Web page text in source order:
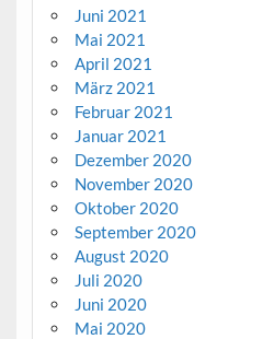
Juni 2021
Mai 2021
April 2021
März 2021
Februar 2021
Januar 2021
Dezember 2020
November 2020
Oktober 2020
September 2020
August 2020
Juli 2020
Juni 2020
Mai 2020